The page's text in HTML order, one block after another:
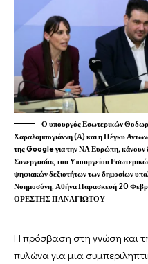
Ο υπουργός Εσωτερικών
Χαραλαμπογιάννη (Α) και η Πέγκυ
της Google για την ΝΑ Ευρώπη, κάνουν
Συνεργασίας του Υπουργείου
ψηφιακών δεξιοτήτων των δημοσίων
Νοημοσύνη, Αθήνα Παρασκευή 20
ΟΡΕΣΤΗΣ ΠΑΝΑΓΙΩΤΟΥ
Η πρόσβαση στη γνώση και
πυλώνα για μια